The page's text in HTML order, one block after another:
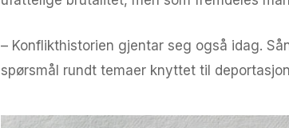
– Konflikthistorien gjentar seg også idag.
spørsmål rundt temaer knyttet til